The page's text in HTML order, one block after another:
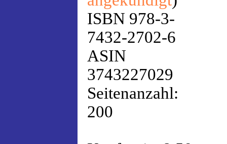
ISBN 978-3-
7432-2702-6
ASIN
3743227029
Seitenanzahl:
200